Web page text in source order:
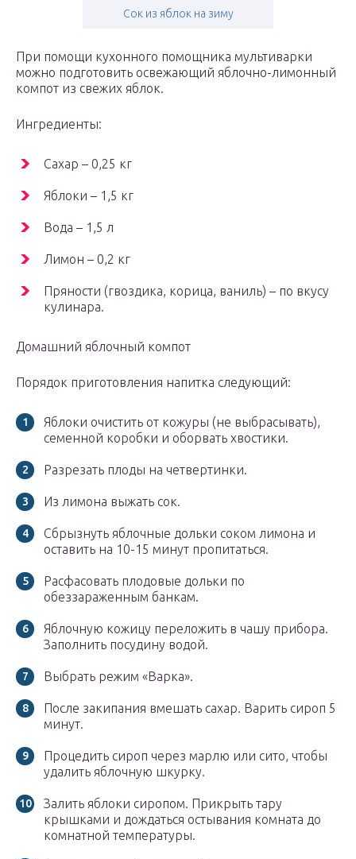
Сок из яблок на зиму
При помощи кухонного помощника мультиварки
можно подготовить освежающий яблочно-лимонный
компот из свежих яблок.
Ингредиенты:
Сахар – 0,25 кг
Яблоки – 1,5 кг
Вода – 1,5 л
Лимон – 0,2 кг
Пряности (гвоздика, корица, ваниль) – по вкусу
кулинара.
Домашний яблочный компот
Порядок приготовления напитка следующий:
Яблоки очистить от кожуры (не выбрасывать),
семенной коробки и оборвать хвостики.
Разрезать плоды на четвертинки.
Из лимона выжать сок.
Сбрызнуть яблочные дольки соком лимона и
оставить на 10-15 минут пропитаться.
Расфасовать плодовые дольки по
обеззараженным банкам.
Яблочную кожицу переложить в чашу прибора.
Заполнить посудину водой.
Выбрать режим «Варка».
После закипания вмешать сахар. Варить сироп 5
минут.
Процедить сироп через марлю или сито, чтобы
удалить яблочную шкурку.
Залить яблоки сиропом. Прикрыть тару
крышками и дождаться остывания комната до
комнатной температуры.